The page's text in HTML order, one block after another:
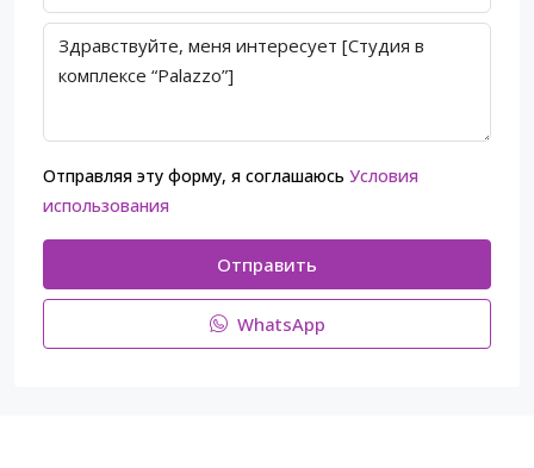
Отправляя эту форму, я соглашаюсь Условия
использования
Отправить
WhatsApp